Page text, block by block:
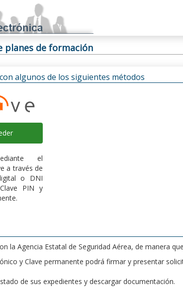
planes de formación
algunos de los siguientes métodos
el
a través de
o DNI
PIN y
la Agencia Estatal de Seguridad Aérea, de manera
y Clave permanente podrá firmar y presentar
de sus expedientes y descargar documentación.